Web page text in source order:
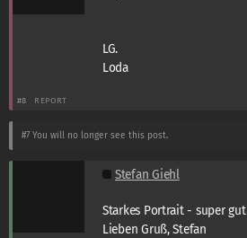
LG.
Loda
#8 REPORT
#7 You will no longer see this post.
Stefan Giehl
Starkes Portrait - super gut
Lieben Gruß, Stefan